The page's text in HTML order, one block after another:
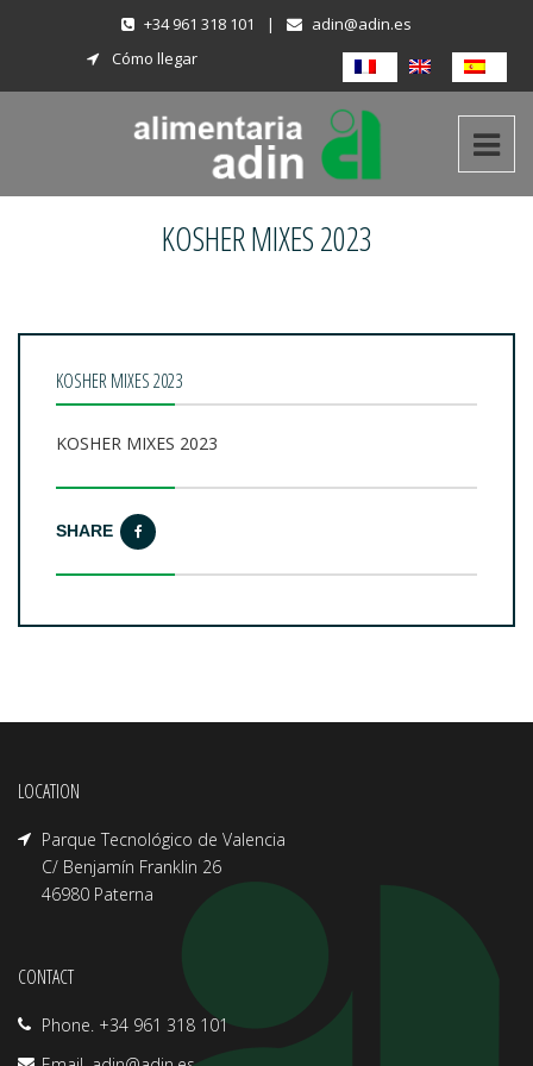
+34 961 318 101 |
adin@adin.es
Cómo llegar
KOSHER MIXES 2023
KOSHER MIXES 2023
KOSHER MIXES 2023
SHARE
LOCATION
Parque Tecnológico de Valencia
C/ Benjamín Franklin 26
46980 Paterna
CONTACT
Phone. +34 961 318 101